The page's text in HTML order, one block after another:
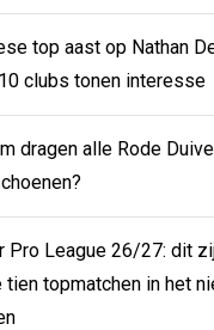
top aast op Nathan
Deze 10 clubs tonen interesse
dragen alle Rode
Pro League 26/27: dit
tien topmatchen in het